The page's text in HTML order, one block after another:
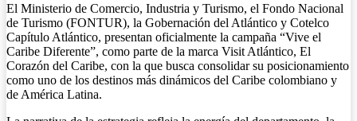
El Ministerio de Comercio, Industria y Turismo, el Fondo Nacional
de Turismo (FONTUR), la Gobernación del Atlántico y Cotelco
Capítulo Atlántico, presentan oficialmente la campaña “Vive el
Caribe Diferente”, como parte de la marca Visit Atlántico, El
Corazón del Caribe, con la que busca consolidar su posicionamiento
como uno de los destinos más dinámicos del Caribe colombiano y
de América Latina.